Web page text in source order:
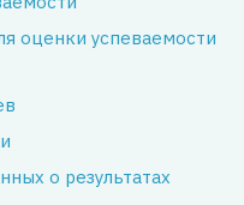
оценки успеваемости
о результатах